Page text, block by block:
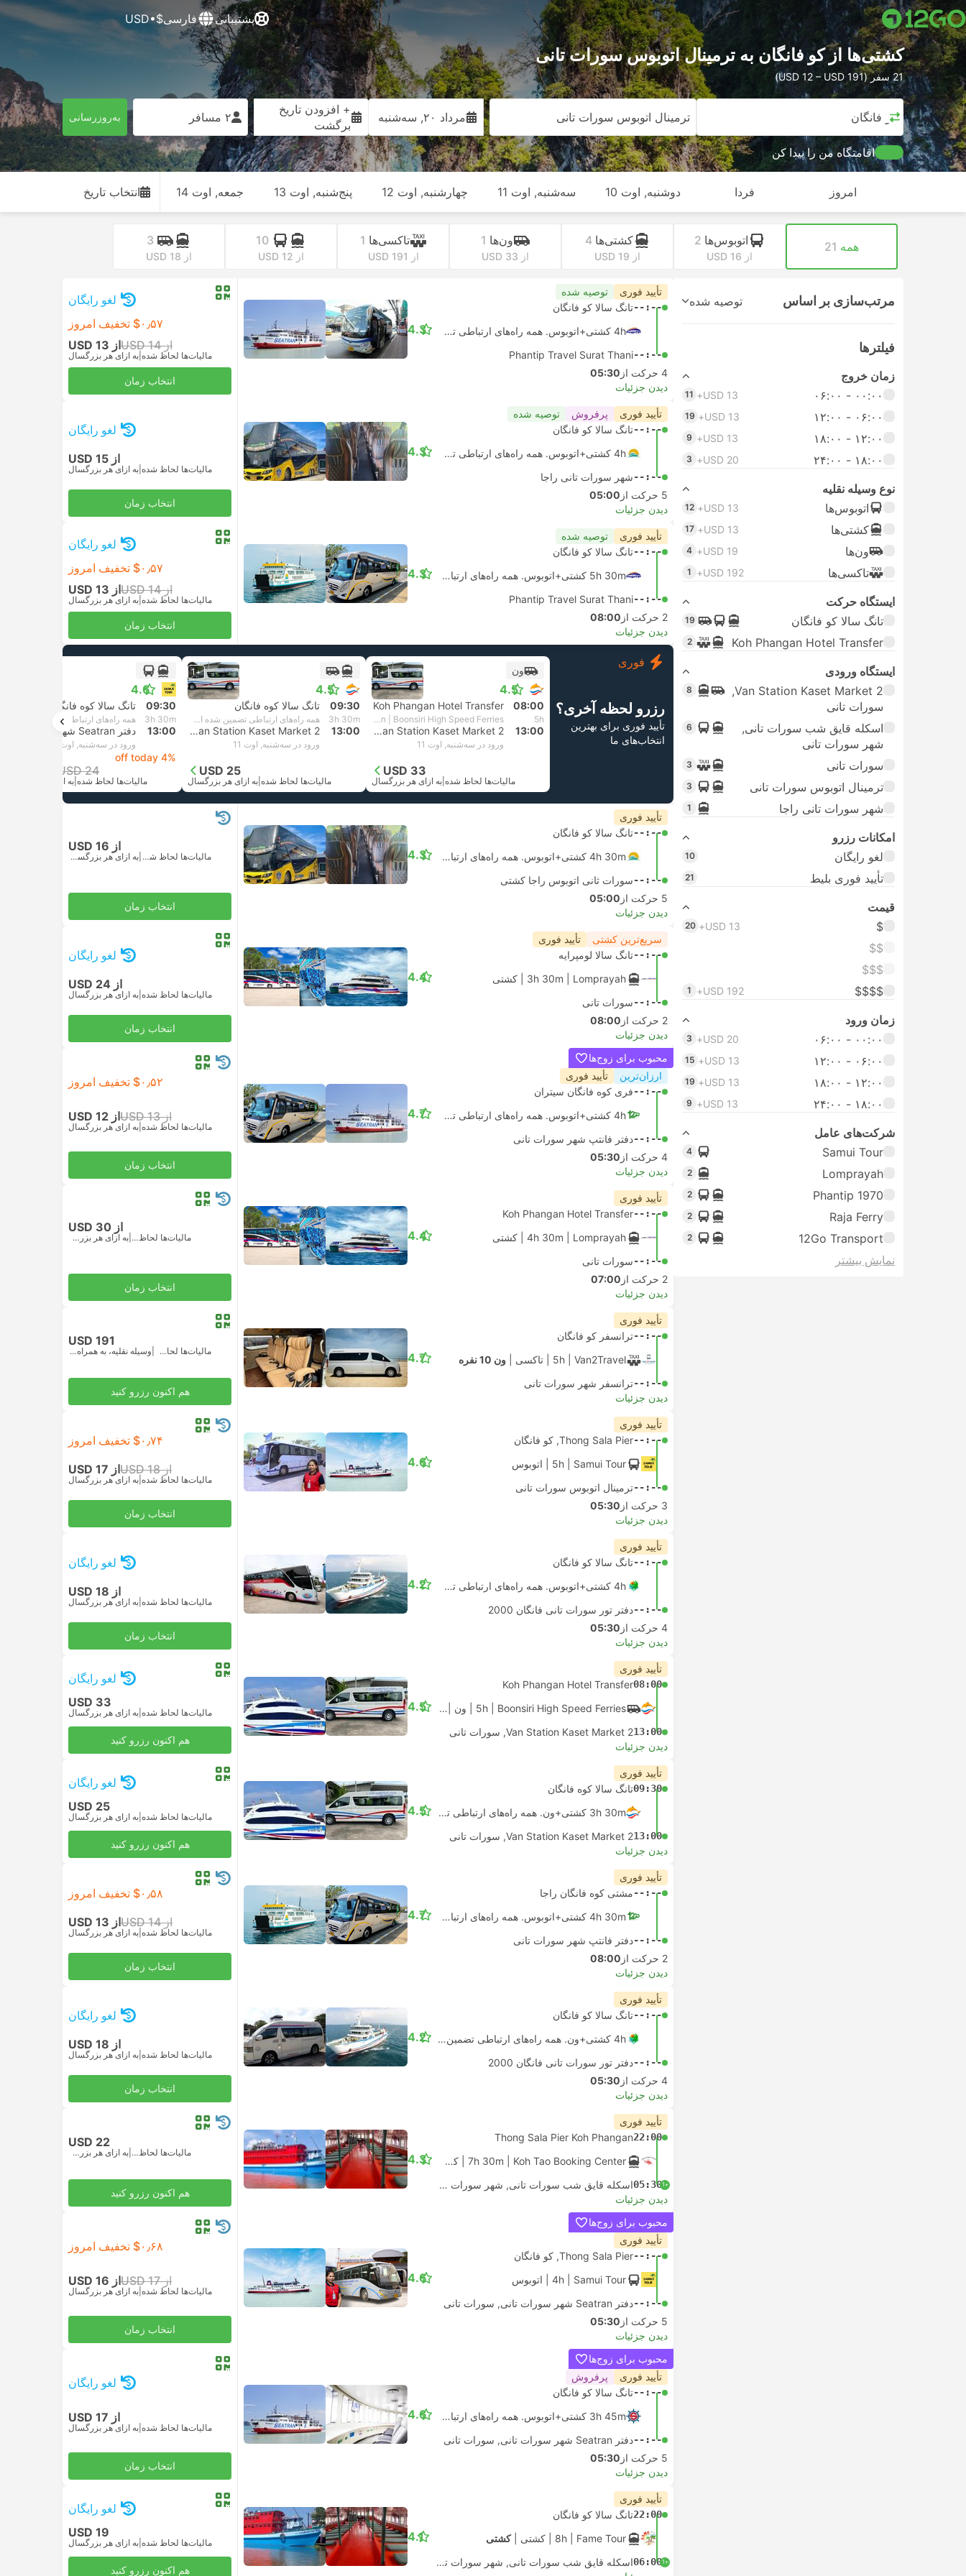
پشتیبانی فارسی$•USD
کشتی‌ها از کو فانگان به ترمینال اتوبوس سورات تانی
21 سفر (USD 12 – USD 191)
کو فانگان ترمینال اتوبوس سورات تانی مرداد ۲۰, سه‌شنبه
+ افزودن تاریخ
برگشت
۲ مسافر به‌روزرسانی
اقامتگاه من را پیدا کن
امروز فردا دوشنبه, اوت 10 سه‌شنبه, اوت 11 چهارشنبه, اوت 12 پنج‌شنبه, اوت 13 جمعه, اوت 14 انتخاب تاریخ
همه 21 اتوبوس‌ها 2
از USD 16
کشتی‌ها 4
از USD 19
ون‌ها 1
از USD 33
تاکسی‌ها 1
از USD 191
10
از USD 12
3
از USD 18
مرتب‌سازی بر اساس توصیه شده
فیلتر‌ها
زمان خروج
۰۰:۰۰ - ۰۶:۰۰
USD 13+
11
۰۶:۰۰ - ۱۲:۰۰ USD 13+
19
۱۲:۰۰ - ۱۸:۰۰ USD 13+
9
۱۸:۰۰ - ۲۴:۰۰ USD 20+
3
نوع وسیله نقلیه
اتوبوس‌ها
USD 13+
12
کشتی‌ها USD 13+
17
ون‌ها USD 19+
4
تاکسی‌ها USD 192+
1
ایستگاه حرکت
تانگ سالا کو فانگان
19
Koh Phangan Hotel Transfer
2
ایستگاه ورودی
Van Station Kaset Market 2,
سورات تانی
8
اسکله قایق شب سورات تانی,
شهر سورات تانی
6
سورات تانی 3
ترمینال اتوبوس سورات تانی 3
شهر سورات تانی راجا 1
امکانات رزرو
لغو رایگان
10
تأیید فوری بلیط 21
قیمت
$
USD 13+
20
$$
$$$
$$$$
USD 192+
1
زمان ورود
۰۰:۰۰ - ۰۶:۰۰
USD 20+
3
۰۶:۰۰ - ۱۲:۰۰ USD 13+
15
۱۲:۰۰ - ۱۸:۰۰ USD 13+
19
۱۸:۰۰ - ۲۴:۰۰ USD 13+
9
شرکت‌های عامل
Samui Tour
4
Lomprayah
2
Phantip 1970
2
Raja Ferry
2
12Go Transport
2
نمایش بیشتر
تأیید فوری توصیه شده
--:--تانگ سالا کو فانگان
4h کشتی+اتوبوس. همه راه‌های ارتباطی تضمین شده است
--:--
Phantip Travel Surat Thani
4.3
4 حرکت از
05:30
دیدن جزئیات
لغو رایگان
‎$۰٫۵۷ تخفیف امروز
از USD 14
از USD 13
مالیات‌ها لحاظ شده به ازای هر بزرگسال
انتخاب زمان
تأیید فوری پرفروش توصیه شده
--:--تانگ سالا کو فانگان
4h کشتی+اتوبوس. همه راه‌های ارتباطی تضمین شده است
--:--شهر سورات تانی راجا
4.3
5 حرکت از
05:00
دیدن جزئیات
لغو رایگان
از USD 15
مالیات‌ها لحاظ شده به ازای هر بزرگسال
انتخاب زمان
تأیید فوری توصیه شده
--:--تانگ سالا کو فانگان
5h 30m کشتی+اتوبوس. همه راه‌های ارتباطی تضمین شده است
--:--
Phantip Travel Surat Thani
4.3
2 حرکت از
08:00
دیدن جزئیات
لغو رایگان
‎$۰٫۵۷ تخفیف امروز
از USD 14
از USD 13
مالیات‌ها لحاظ شده به ازای هر بزرگسال
انتخاب زمان
فوری
رزرو لحظه آخری؟
تأیید فوری برای بهترین
انتخاب‌های ما
ون
4.5
+1
08:00
Koh Phangan Hotel Transfer
5h
Van + Catamaran | Boonsiri High Speed Ferries
13:00 Van Station Kaset Market 2, سورات تانی
ورود در سه‌شنبه, اوت 11
USD 33
مالیات‌ها لحاظ شده به ازای هر بزرگسال
4.5
+1
09:30 تانگ سالا کوه فانگان
3h 30m همه راه‌های ارتباطی تضمین شده است
13:00 Van Station Kaset Market 2, سورات تانی
ورود در سه‌شنبه, اوت 11
USD 25
مالیات‌ها لحاظ شده به ازای هر بزرگسال
4.6
09:30 تانگ سالا کوه فانگان
3h 30m
13:00
ورود در سه‌شنبه, اوت 11
4% off today
USD 24
مالیات‌ها لحاظ شده به ازای هر بزرگسال
تأیید فوری
--:--تانگ سالا کو فانگان
4h 30m کشتی+اتوبوس. همه راه‌های ارتباطی تضمین شده است
--:--سورات ثانی اتوبوس راجا کشتی
4.3
5 حرکت از
05:00
دیدن جزئیات
از USD 16
مالیات‌ها لحاظ شده | به ازای هر بزرگسال
انتخاب زمان
سریع‌ترین کشتی تأیید فوری
--:--تانگ سالا لومپرایه
3h 30m | Lomprayah کشتی
--:--سورات تانی
4.4
2 حرکت از
08:00
دیدن جزئیات
لغو رایگان
از USD 24
مالیات‌ها لحاظ شده به ازای هر بزرگسال
انتخاب زمان
محبوب برای زوج‌ها
ارزان‌ترین
تأیید فوری
--:--فری کوه فانگان سیتران
4h کشتی+اتوبوس. همه راه‌های ارتباطی تضمین شده است
--:--دفتر فانتپ شهر سورات تانی
4.7
4 حرکت از
05:30
دیدن جزئیات
‎$۰٫۵۲ تخفیف امروز
از USD 13 از USD 12
مالیات‌ها لحاظ شده به ازای هر بزرگسال
انتخاب زمان
تأیید فوری
--:--
Koh Phangan Hotel Transfer
4h 30m | Lomprayah کشتی
--:--سورات تانی
4.4
2 حرکت از
07:00
دیدن جزئیات
از USD 30
مالیات‌ها لحاظ شده | به ازای هر بزرگسال
انتخاب زمان
تأیید فوری
--:--ترانسفر کو فانگان
5h | Van2Travel تاکسی ون 10 نفره
--:--ترانسفر شهر سورات تانی
4.7
دیدن جزئیات
USD 191
مالیات‌ها لحاظ شده وسیله نقلیه، به همراه همه‌چیز
هم اکنون رزرو کنید
تأیید فوری
--:--Thong Sala Pier, کو فانگان
5h | Samui Tour اتوبوس
--:--ترمینال اتوبوس سورات تانی
4.6
3 حرکت از
05:30
دیدن جزئیات
‎$۰٫۷۴ تخفیف امروز
از USD 18 از USD 17
مالیات‌ها لحاظ شده به ازای هر بزرگسال
انتخاب زمان
تأیید فوری
--:--تانگ سالا کو فانگان
4h کشتی+اتوبوس. همه راه‌های ارتباطی تضمین شده است
--:--دفتر تور سورات تانی فانگان 2000
4.2
4 حرکت از
05:30
دیدن جزئیات
لغو رایگان
از USD 18
مالیات‌ها لحاظ شده به ازای هر بزرگسال
انتخاب زمان
تأیید فوری
08:00
Koh Phangan Hotel Transfer
5h | Boonsiri High Speed Ferries ون Van + Catamaran
13:00Van Station Kaset Market 2, سورات تانی
4.5
دیدن جزئیات
لغو رایگان
USD 33
مالیات‌ها لحاظ شده به ازای هر بزرگسال
هم اکنون رزرو کنید
تأیید فوری
09:30تانگ سالا کوه فانگان
3h 30m کشتی+ون. همه راه‌های ارتباطی تضمین شده است
13:00Van Station Kaset Market 2, سورات تانی
4.5
دیدن جزئیات
لغو رایگان
USD 25
مالیات‌ها لحاظ شده به ازای هر بزرگسال
هم اکنون رزرو کنید
تأیید فوری
--:--مشتی کوه فانگان راجا
4h 30m کشتی+اتوبوس. همه راه‌های ارتباطی تضمین شده است
--:--دفتر فانتپ شهر سورات تانی
4.7
2 حرکت از
08:00
دیدن جزئیات
‎$۰٫۵۸ تخفیف امروز
از USD 14 از USD 13
مالیات‌ها لحاظ شده به ازای هر بزرگسال
انتخاب زمان
تأیید فوری
--:--تانگ سالا کو فانگان
4h کشتی+ون. همه راه‌های ارتباطی تضمین شده است
--:--دفتر تور سورات تانی فانگان 2000
4.2
4 حرکت از
05:30
دیدن جزئیات
لغو رایگان
از USD 18
مالیات‌ها لحاظ شده به ازای هر بزرگسال
انتخاب زمان
تأیید فوری
22:00
Thong Sala Pier Koh Phangan
7h 30m | Koh Tao Booking Center کشتی |
Sleeper Night Boat
+1
05:30 اسکله قایق شب سورات تانی, شهر سورات تانی
4.3
دیدن جزئیات
USD 22
مالیات‌ها لحاظ شده | به ازای هر بزرگسال
هم اکنون رزرو کنید
محبوب برای زوج‌ها
تأیید فوری
--:--Thong Sala Pier, کو فانگان
4h | Samui Tour اتوبوس
--:--دفتر Seatran شهر سورات تانی, سورات تانی
4.6
5 حرکت از
05:30
دیدن جزئیات
‎$۰٫۶۸ تخفیف امروز
از USD 17 از USD 16
مالیات‌ها لحاظ شده به ازای هر بزرگسال
انتخاب زمان
محبوب برای زوج‌ها
تأیید فوری
پرفروش
--:--تانگ سالا کو فانگان
3h 45m کشتی+اتوبوس. همه راه‌های ارتباطی تضمین شده است
--:--دفتر Seatran شهر سورات تانی, سورات تانی
4.6
5 حرکت از
05:30
دیدن جزئیات
لغو رایگان
از USD 17
مالیات‌ها لحاظ شده به ازای هر بزرگسال
انتخاب زمان
تأیید فوری
22:00تانگ سالا کو فانگان
8h | Fame Tour کشتی |کشتی
+1
06:00 اسکله قایق شب سورات تانی, شهر سورات تانی
4.1
لغو رایگان
USD 19
مالیات‌ها لحاظ شده به ازای هر بزرگسال
هم اکنون رزرو کنید